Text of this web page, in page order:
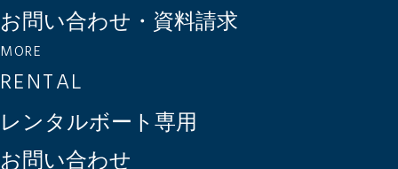
お問い合わせ・資料請求
MORE
RENTAL
レンタルボート専用
お問い合わせ